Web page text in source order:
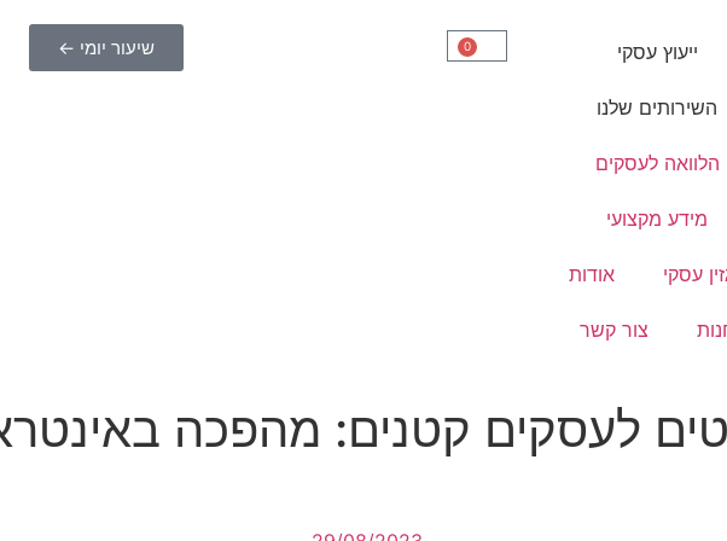
ייעוץ עסקי
השירותים שלנו
הלוואה לעסקים
מידע מקצועי
עסקי אודות
צור קשר
0 שיעור יומי ←
לעסקים קטנים: מהפכה